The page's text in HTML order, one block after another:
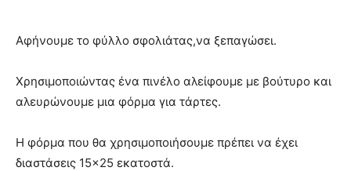
Αφήνουμε το φύλλο σφολιάτας,να ξεπαγώσει.
Χρησιμοποιώντας ένα πινέλο αλείφουμε με βούτυρο και
αλευρώνουμε μια φόρμα για τάρτες.
Η φόρμα που θα χρησιμοποιήσουμε πρέπει να έχει
διαστάσεις 15×25 εκατοστά.